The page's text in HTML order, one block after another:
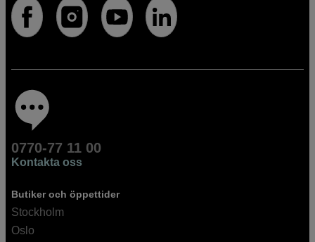
0770-77 11 00
Kontakta oss
Butiker och öppettider
Stockholm
Oslo